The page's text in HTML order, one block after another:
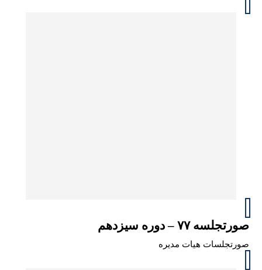
صورتجلسه ۷۷ – دوره سیزدهم
صورتجلسات هیات مدیره